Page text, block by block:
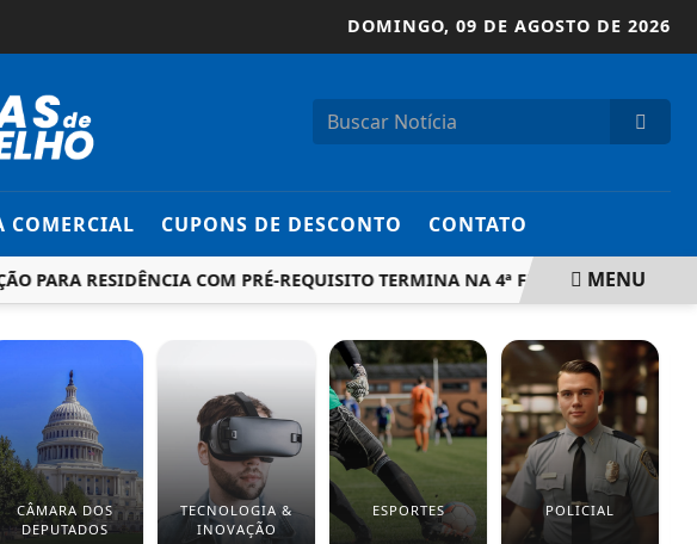
DOMINGO, 09 DE AGOSTO DE 2026
COMERCIAL CUPONS DE DESCONTO CONTATO
PARA RESIDÊNCIA COM PRÉ-REQUISITO TERMINA NA 4ª FEIRA PGR
MENU
CÂMARA DOS
DEPUTADOS
TECNOLOGIA &
INOVAÇÃO
ESPORTES POLICIAL